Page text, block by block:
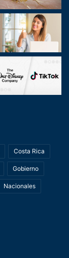
Costa Rica
Gobierno
Nacionales